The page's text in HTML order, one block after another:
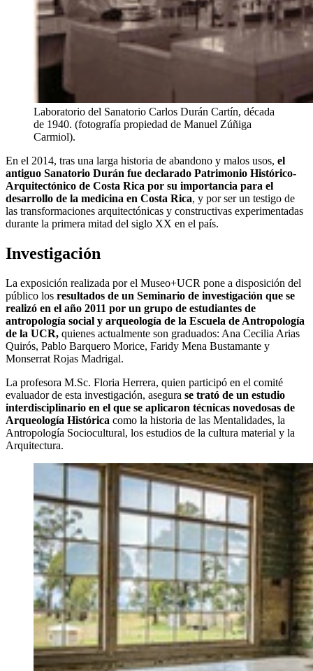
Laboratorio del Sanatorio Carlos Durán Cartín, década
de 1940. (fotografía propiedad de Manuel Zúñiga
Carmiol).
En el 2014, tras una larga historia de abandono y malos usos, el
antiguo Sanatorio Durán fue declarado Patrimonio Histórico-
Arquitectónico de Costa Rica por su importancia para el
desarrollo de la medicina en Costa Rica, y por ser un testigo de
las transformaciones arquitectónicas y constructivas experimentadas
durante la primera mitad del siglo XX en el país.
Investigación
La exposición realizada por el Museo+UCR pone a disposición del
público los resultados de un Seminario de investigación que se
realizó en el año 2011 por un grupo de estudiantes de
antropología social y arqueología de la Escuela de Antropología
de la UCR, quienes actualmente son graduados: Ana Cecilia Arias
Quirós, Pablo Barquero Morice, Faridy Mena Bustamante y
Monserrat Rojas Madrigal.
La profesora M.Sc. Floria Herrera, quien participó en el comité
evaluador de esta investigación, asegura se trató de un estudio
interdisciplinario en el que se aplicaron técnicas novedosas de
Arqueología Histórica como la historia de las Mentalidades, la
Antropología Sociocultural, los estudios de la cultura material y la
Arquitectura.